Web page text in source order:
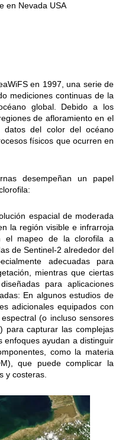
en Nevada USA
en 1997, una serie de
mediciones continuas de la
global. Debido a los
de afloramiento en el
datos del color del océano
físicos que ocurren en
desempeñan un papel
espacial de moderada
la región visible e infrarroja
el mapeo de la clorofila a
de Sentinel-2 alrededor del
adecuadas para
mientras que ciertas
para aplicaciones
En algunos estudios de
adicionales equipados con
(o incluso sensores
para capturar las complejas
enfoques ayudan a distinguir
como la materia
que puede complicar la
y costeras.